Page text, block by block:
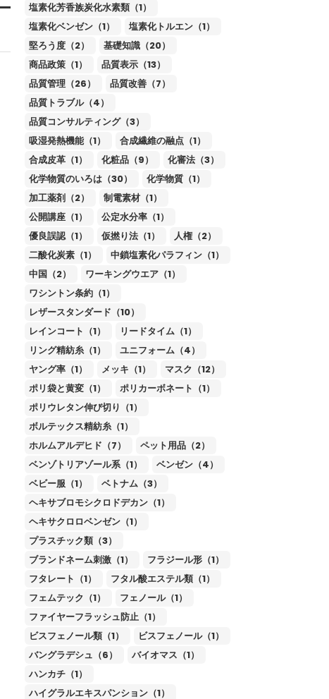
塩素化芳香族炭化水素類（1）
塩素化ベンゼン（1）
塩素化トルエン（1）
堅ろう度（2）
基礎知識（20）
商品政策（1）
品質表示（13）
品質管理（26）
品質改善（7）
品質トラブル（4）
品質コンサルティング（3）
吸湿発熱機能（1）
合成繊維の融点（1）
合成皮革（1）
化粧品（9）
化審法（3）
化学物質のいろは（30）
化学物質（1）
加工薬剤（2）
制電素材（1）
公開講座（1）
公定水分率（1）
優良誤認（1）
仮撚り法（1）
人権（2）
二酸化炭素（1）
中鎖塩素化パラフィン（1）
中国（2）
ワーキングウエア（1）
ワシントン条約（1）
レザースタンダード（10）
レインコート（1）
リードタイム（1）
リング精紡糸（1）
ユニフォーム（4）
ヤング率（1）
メッキ（1）
マスク（12）
ポリ袋と黄変（1）
ポリカーボネート（1）
ポリウレタン伸び切り（1）
ボルテックス精紡糸（1）
ホルムアルデヒド（7）
ペット用品（2）
ベンゾトリアゾール系（1）
ベンゼン（4）
ベビー服（1）
ベトナム（3）
ヘキサブロモシクロドデカン（1）
ヘキサクロロベンゼン（1）
プラスチック類（3）
ブランドネーム刺激（1）
フラジール形（1）
フタレート（1）
フタル酸エステル類（1）
フェムテック（1）
フェノール（1）
ファイヤーフラッシュ防止（1）
ビスフェノール類（1）
ビスフェノール（1）
バングラデシュ（6）
バイオマス（1）
ハンカチ（1）
ハイグラルエキスパンション（1）